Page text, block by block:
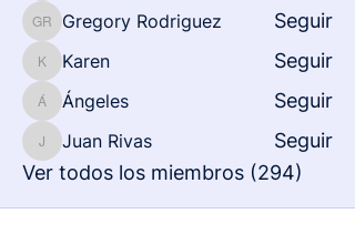
Gregory Rodriguez
Gregory Rodriguez Seguir
KarenKaren Seguir
Ángeles
Ángeles Seguir
Juan Rivas
Juan Rivas
Seguir
Ver todos los miembros (294)